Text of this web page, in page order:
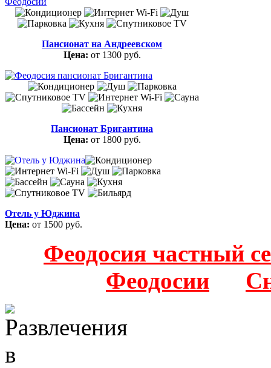
Пансионат на Андреевском
Цена: от 1300 руб.
Пансионат Бригантина
Цена: от 1800 руб.
Отель у Юджина
Цена: от 1500 руб.
Феодосия частный
Феодосии